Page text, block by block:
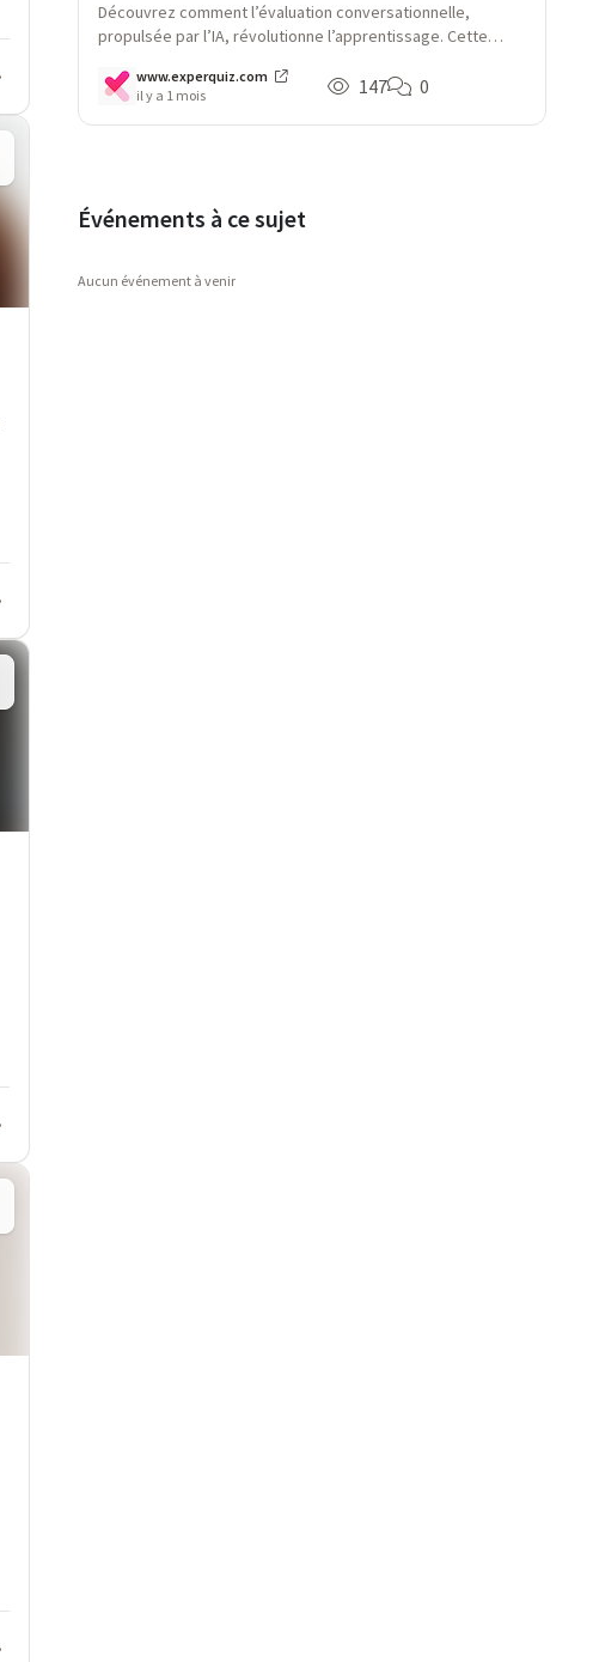
Découvrez comment l’évaluation conversationnelle,
propulsée par l’IA, révolutionne l’apprentissage. Cette
apprenants et optimise l’ancrage des savoirs, tout en
complétant les tests classiques.
www.experquiz.com
il y a 1 mois
147 0
Événements à ce sujet
Aucun événement à venir